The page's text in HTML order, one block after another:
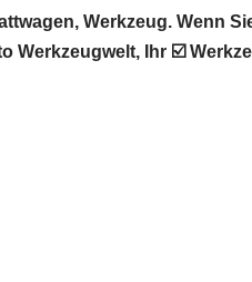
Werkzeug. Wenn
Ihr ☑️